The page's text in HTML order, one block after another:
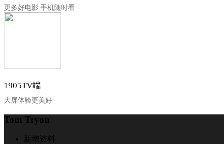
更多好电影 手机随时看
1905TV端
大屏体验更美好
Tom Tryon
新增资料